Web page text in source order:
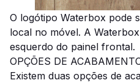
O logótipo Waterbox pode
local no móvel. A
esquerdo do painel frontal.
OPÇÕES DE
Existem duas opções de